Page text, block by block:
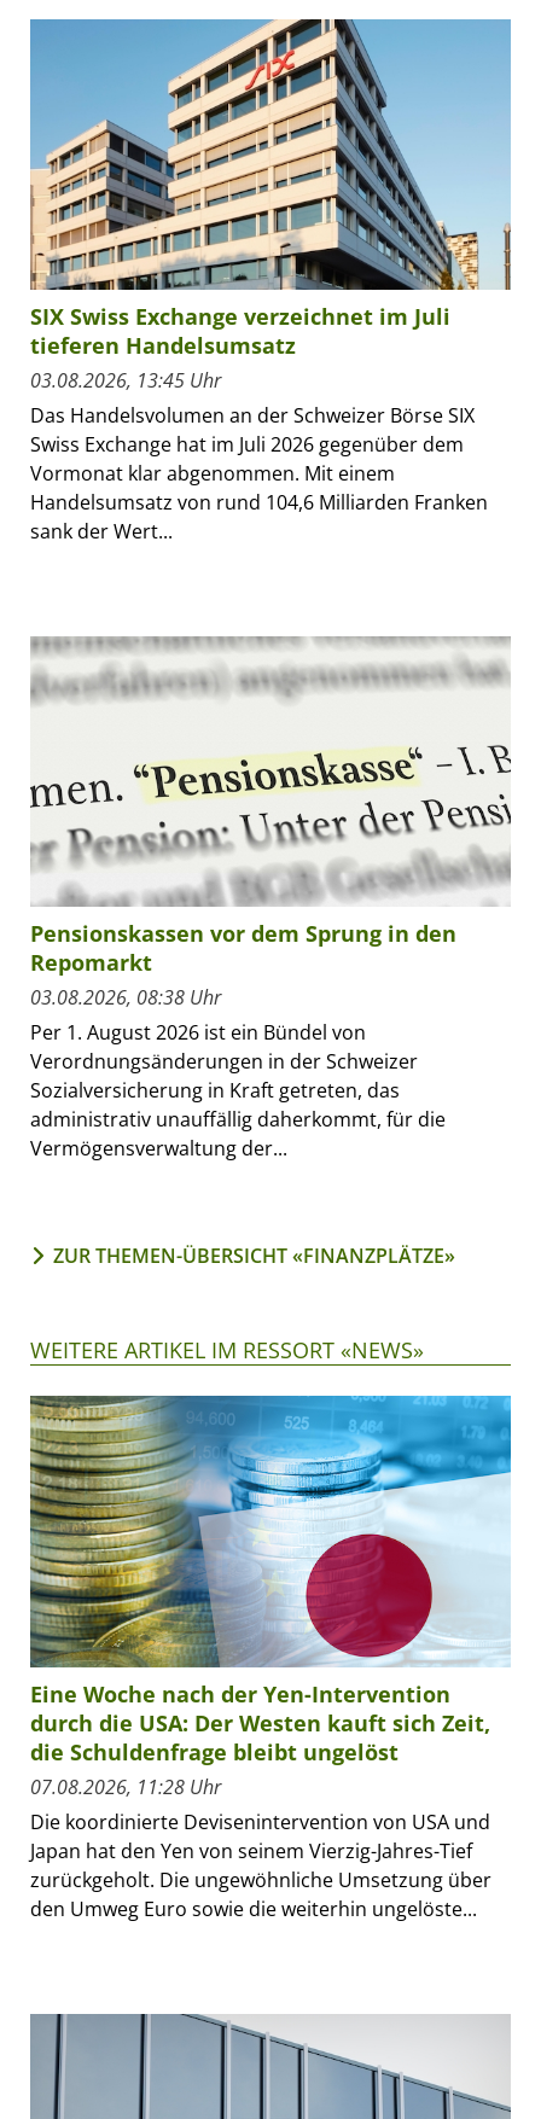
SIX Swiss Exchange verzeichnet im Juli
tieferen Handelsumsatz
03.08.2026, 13:45 Uhr
Das Handelsvolumen an der Schweizer Börse SIX
Swiss Exchange hat im Juli 2026 gegenüber dem
Vormonat klar abgenommen. Mit einem
Handelsumsatz von rund 104,6 Milliarden Franken
sank der Wert...
Pensionskassen vor dem Sprung in den
Repomarkt
03.08.2026, 08:38 Uhr
Per 1. August 2026 ist ein Bündel von
Verordnungsänderungen in der Schweizer
Sozialversicherung in Kraft getreten, das
administrativ unauffällig daherkommt, für die
Vermögensverwaltung der...
ZUR THEMEN-ÜBERSICHT «FINANZPLÄTZE»
WEITERE ARTIKEL IM RESSORT «NEWS»
Eine Woche nach der Yen-Intervention
durch die USA: Der Westen kauft sich Zeit,
die Schuldenfrage bleibt ungelöst
07.08.2026, 11:28 Uhr
Die koordinierte Devisenintervention von USA und
Japan hat den Yen von seinem Vierzig-Jahres-Tief
zurückgeholt. Die ungewöhnliche Umsetzung über
den Umweg Euro sowie die weiterhin ungelöste...